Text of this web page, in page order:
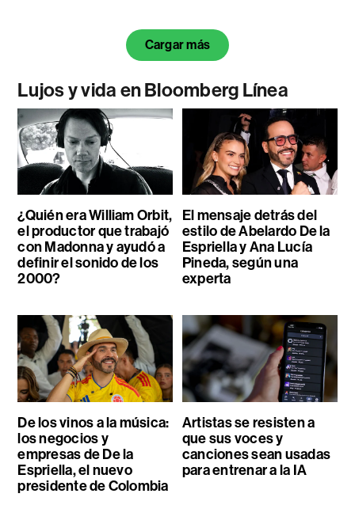
Cargar más
Lujos y vida en Bloomberg Línea
¿Quién era William Orbit,
el productor que trabajó
con Madonna y ayudó a
definir el sonido de los
2000?
El mensaje detrás del
estilo de Abelardo De la
Espriella y Ana Lucía
Pineda, según una
experta
De los vinos a la música:
los negocios y
empresas de De la
Espriella, el nuevo
presidente de Colombia
Artistas se resisten a
que sus voces y
canciones sean usadas
para entrenar a la IA